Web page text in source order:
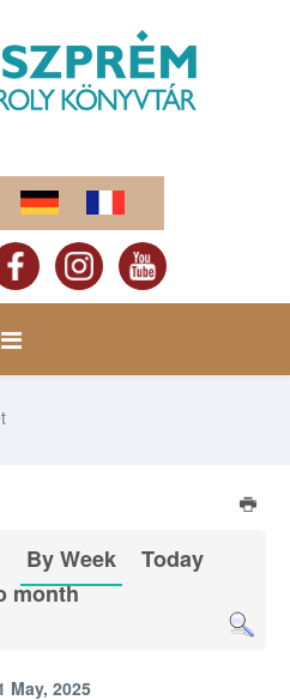
By Week
Today
month
May, 2025